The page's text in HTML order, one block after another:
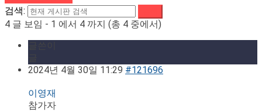
검색:
4 글 보임 - 1 에서 4 까지 (총 4 중에서)
2024년 4월 30일 11:29 #121696
이영재
참가자